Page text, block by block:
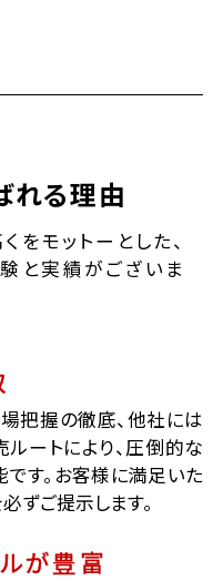
れる理由
をモットーとした、
と実績がございま
把握の徹底、他社には
ートにより、圧倒的な
す。お客様に満足いた
ずご提示します。
が豊富